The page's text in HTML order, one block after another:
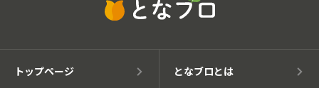
トップページ となブロとは